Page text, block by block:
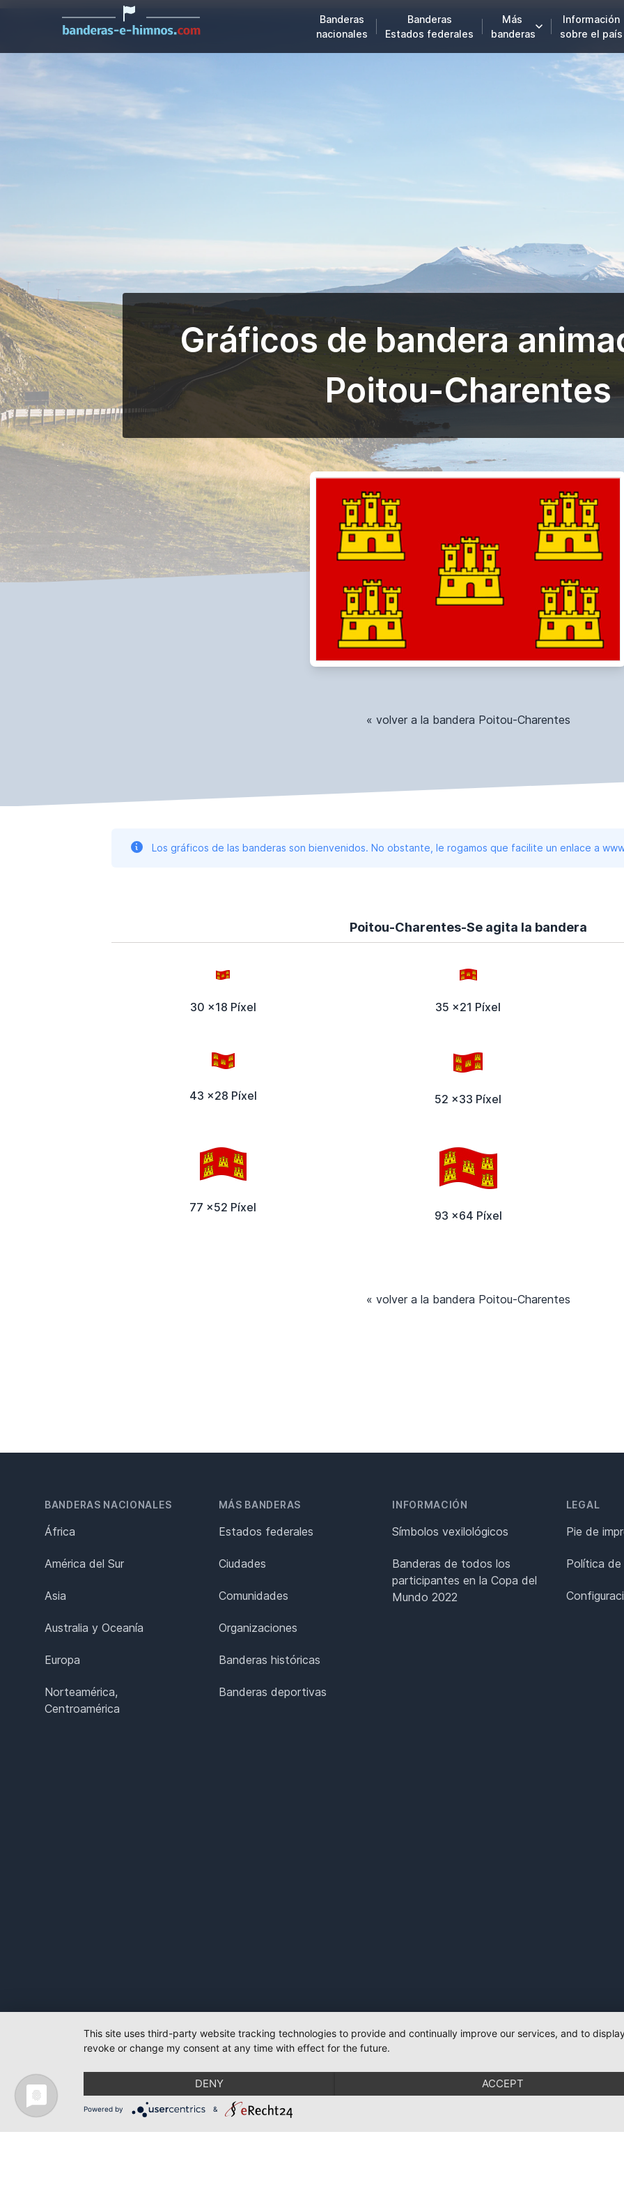
Banderas
nacionales
Banderas
Estados federales
Más
banderas
Información
sobre el país
Gráficos de bandera
Poitou-Charentes
« volver a la bandera Poitou-Charentes
Los gráficos de las banderas son bienvenidos. No obstante, le rogamos que facilite un enlace a
Poitou-Charentes-Se agita la bandera
30 x18 Píxel 35 x21 Píxel
43 x28 Píxel 52 x33 Píxel
77 x52 Píxel
93 x64 Píxel
« volver a la bandera Poitou-Charentes
BANDERAS NACIONALES
África
América del Sur
Asia
Australia y Oceanía
Europa
Norteamérica,
Centroamérica
MÁS BANDERAS
Estados federales
Ciudades
Comunidades
Organizaciones
Banderas históricas
Banderas deportivas
INFORMACIÓN
Símbolos vexilológicos
Banderas de todos los
participantes en la Copa del
Mundo 2022
LEGAL
Pie de
Política de
This site uses third-party website tracking technologies to provide and continually improve our services, and to
revoke or change my consent at any time with effect for the future.
DENY ACCEPT
Powered by &